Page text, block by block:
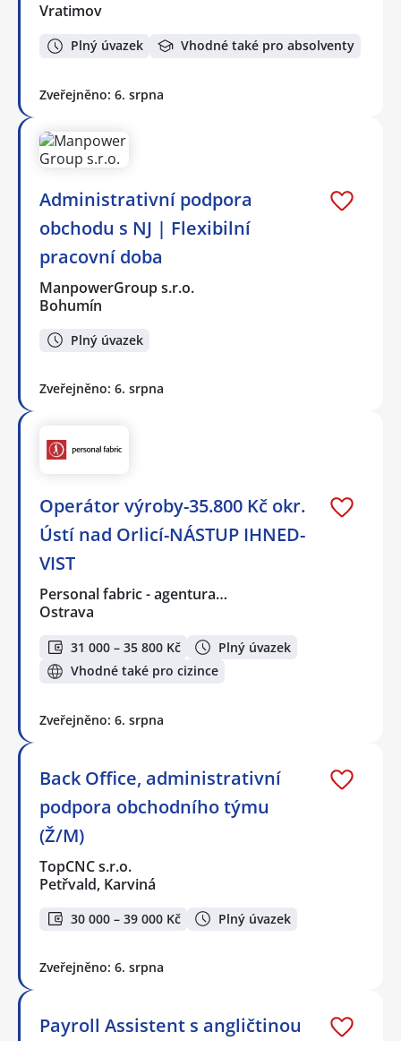
Vratimov
Plný úvazek Vhodné také pro absolventy
Zveřejněno: 6. srpna
Administrativní podpora
obchodu s NJ | Flexibilní
pracovní doba
ManpowerGroup s.r.o.
Bohumín
Plný úvazek
Zveřejněno: 6. srpna
Operátor výroby-35.800 Kč okr.
Ústí nad Orlicí-NÁSTUP IHNED-
VIST
Personal fabric - agentura…
Ostrava
31 000 – 35 800 Kč
Plný úvazek
Vhodné také pro cizince
Zveřejněno: 6. srpna
Back Office, administrativní
podpora obchodního týmu
(Ž/M)
TopCNC s.r.o.
Petřvald, Karviná
30 000 – 39 000 Kč Plný úvazek
Zveřejněno: 6. srpna
Payroll Assistent s angličtinou